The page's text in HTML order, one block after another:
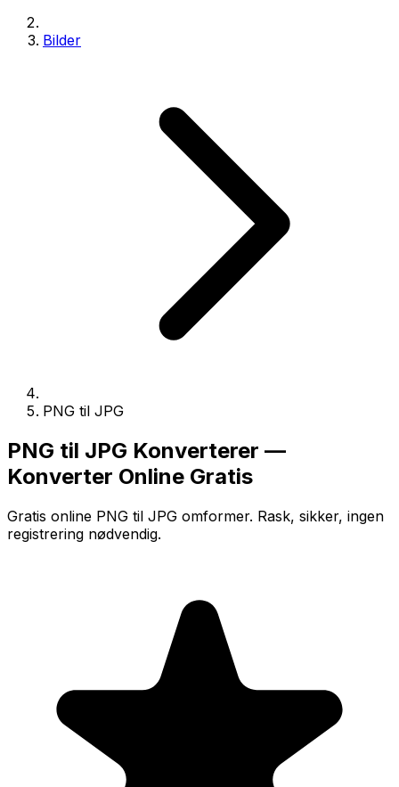
Bilder
PNG til JPG
PNG til JPG Konverterer —
Konverter Online Gratis
Gratis online PNG til JPG omformer. Rask, sikker, ingen
registrering nødvendig.